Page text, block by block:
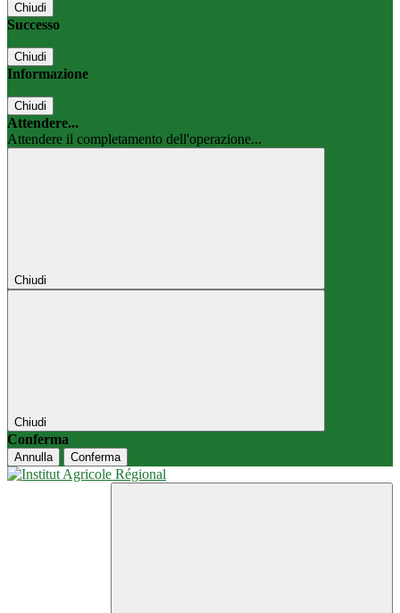
Chiudi
Successo
Chiudi
Informazione
Chiudi
Attendere...
Attendere il completamento dell'operazione...
Chiudi
Chiudi
Conferma
Annulla Conferma